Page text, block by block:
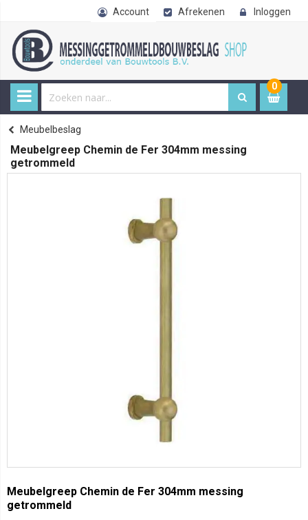
Account Afrekenen Inloggen
0
item
Home
Meubelbeslag
Meubelgreep Chemin de Fer 304mm messing
getrommeld
Meubelgreep Chemin de Fer 304mm messing
getrommeld